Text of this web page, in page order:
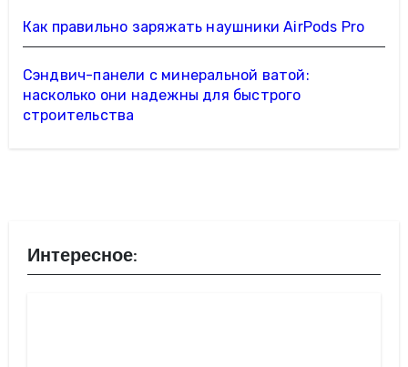
Как правильно заряжать наушники AirPods Pro
Сэндвич-панели с минеральной ватой:
насколько они надежны для быстрого
строительства
Интересное: